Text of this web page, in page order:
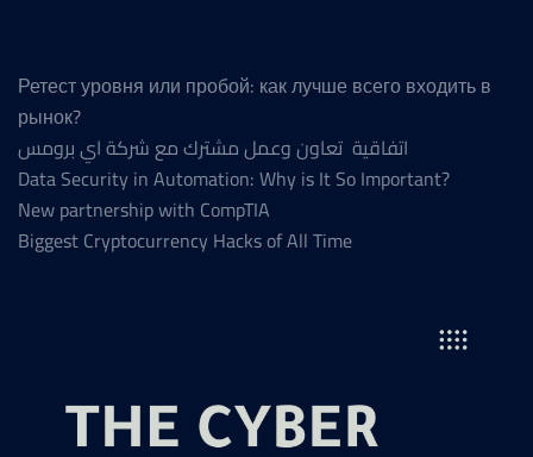
Ретест уровня или пробой: как лучше всего входить в
рынок?
اتفاقية تعاون وعمل مشترك مع شركة اي برومس
Data Security in Automation: Why is It So Important?
New partnership with CompTIA
Biggest Cryptocurrency Hacks of All Time